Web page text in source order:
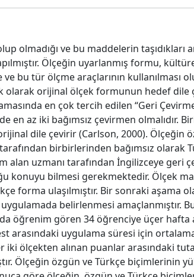
ve bu maddelerin taşıdıkları
Ölçeğin uyarlanmış formu,
bu tür ölçme araçlarının kullanılması
orijinal ölçek formunun hedef dile
en çok tercih edilen “Geri
en az iki bağımsız çevirmen olmalıdır.
dile çevirir (Carlson, 2000). Ölçeğin
birbirlerinden bağımsız olarak
uzmanı tarafından İngilizceye geri
bilmesi gerekmektedir. Ölçek
forma ulaşılmıştır. Bir sonraki
uygulamada belirlenmesi amaçlanmıştır.
öğrenim gören 34 öğrenciye üçer
arasındaki uygulama süresi için
ölçekten alınan puanlar arasındaki
Ölçeğin özgün ve Türkçe biçimlerinin